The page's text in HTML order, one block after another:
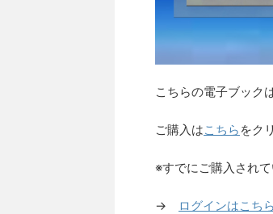
こちらの電子ブック
ご購入はこちら をク
※すでにご購入され
→ ログインはこちら